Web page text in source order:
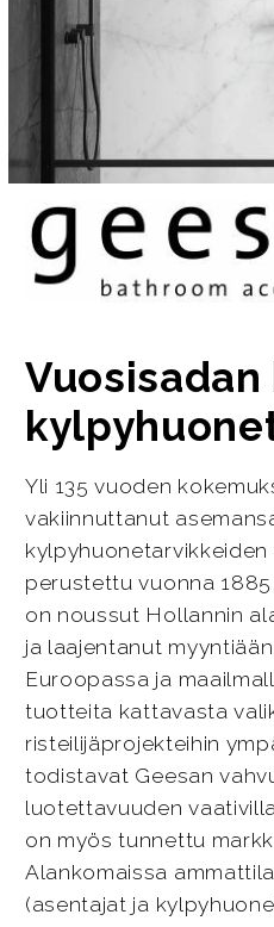
Yli 135 vuoden
vakiinnuttanut
kylpyhuonetarvikkeiden
perustettu vuonna
on noussut Hollannin
ja laajentanut
Euroopassa ja
tuotteita kattavasta
risteilijäprojekteihin
todistavat Geesan
luotettavuuden
on myös tunnettu
Alankomaissa
(asentajat ja